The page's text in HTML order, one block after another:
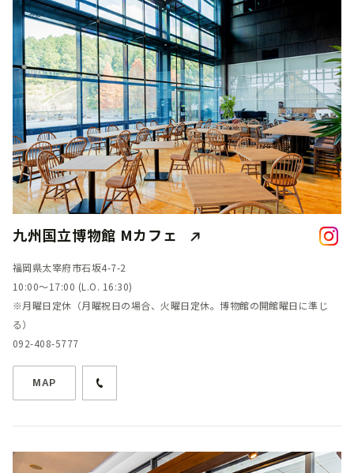
Fine Dining
Casual Dining
HERITAGE RESTAURANTS
ケータリング
九州国立博物館 Mカフェ
福岡県太宰府市石坂4-7-2
10:00～17:00 (L.O. 16:30)
※月曜日定休（月曜祝日の場合、火曜日定休。博物館の開館曜日に準じ
る）
092-408-5777
MAP